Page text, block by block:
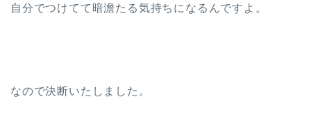
自分でつけてて暗澹たる気持ちになるんですよ。
なので決断いたしました。